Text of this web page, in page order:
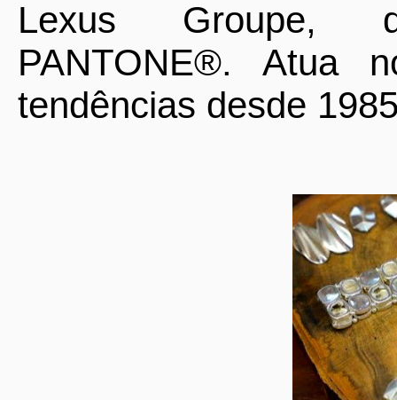
Lexus Groupe,
PANTONE®. Atua
tendências desde